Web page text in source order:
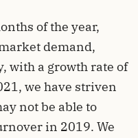
of the year,
demand,
with a growth rate of
we have striven
not be able to
in 2019. We